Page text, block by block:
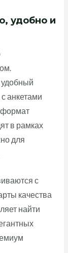
удобно и
анкетами
формат
в рамках
для
с
качества
найти